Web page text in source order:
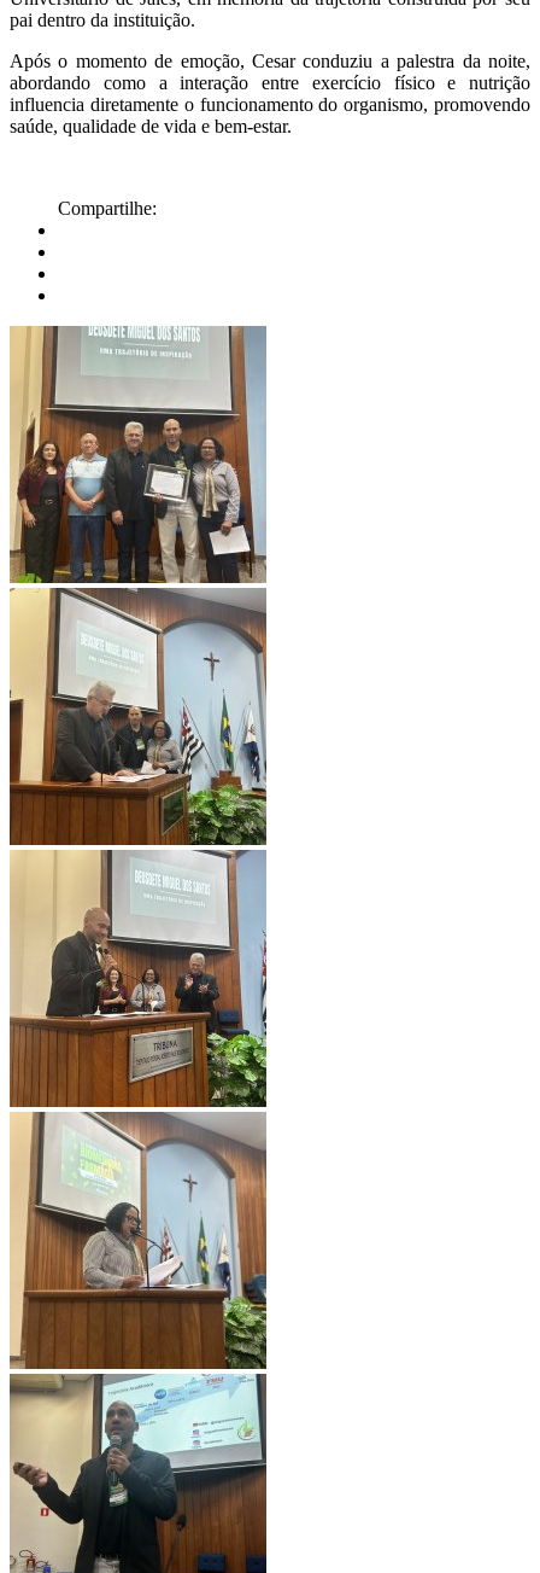
pai dentro da instituição.
Após o momento de emoção, Cesar conduziu a palestra da noite,
abordando como a interação entre exercício físico e nutrição
influencia diretamente o funcionamento do organismo, promovendo
saúde, qualidade de vida e bem-estar.
Compartilhe: